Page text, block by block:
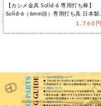
【カシメ金具 Solid-6 専用打ち棒】
Solid-6（6mm頭）専用打ち具 日本製
1,760円